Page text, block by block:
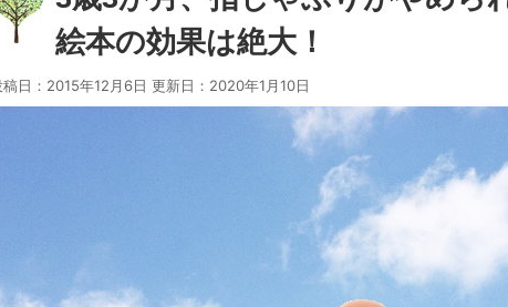
絵本の効果は絶大！
稿日：2015年12月6日 更新日： 2020年1月10日